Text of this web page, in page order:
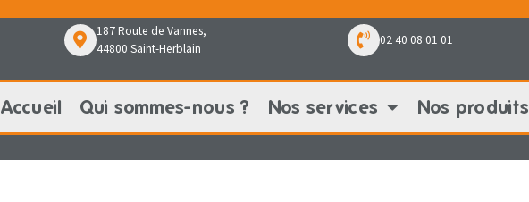
187 Route de Vannes,
44800 Saint-Herblain
02 40 08 01 01
Accueil Qui sommes-nous ? Nos services Nos produits
Qui sommes-nous ?